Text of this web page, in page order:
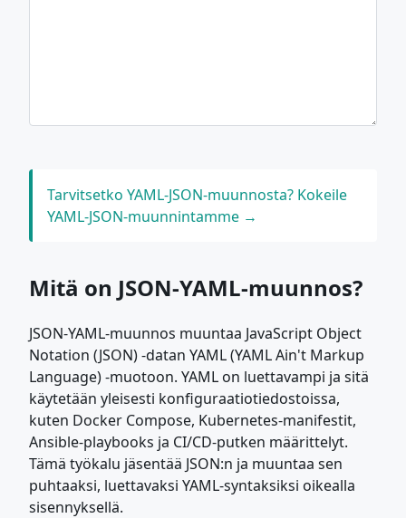
Tarvitsetko YAML-JSON-muunnosta? Kokeile
YAML-JSON-muunnintamme →
Mitä on JSON-YAML-muunnos?
JSON-YAML-muunnos muuntaa JavaScript Object
Notation (JSON) -datan YAML (YAML Ain't Markup
Language) -muotoon. YAML on luettavampi ja sitä
käytetään yleisesti konfiguraatiotiedostoissa,
kuten Docker Compose, Kubernetes-manifestit,
Ansible-playbooks ja CI/CD-putken määrittelyt.
Tämä työkalu jäsentää JSON:n ja muuntaa sen
puhtaaksi, luettavaksi YAML-syntaksiksi oikealla
sisennyksellä.